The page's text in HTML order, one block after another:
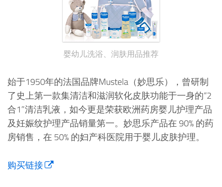
婴幼儿洗浴、润肤用品推荐
始于1950年的法国品牌Mustela（妙思乐），曾研制
了史上第一款集清洁和滋润软化皮肤功能于一身的“2
合1”清洁乳液，如今更是荣获欧洲药房婴儿护理产品
及妊娠纹护理产品销量第一。妙思乐产品在 90% 的药
房销售，在 50% 的妇产科医院用于婴儿皮肤护理。
购买链接